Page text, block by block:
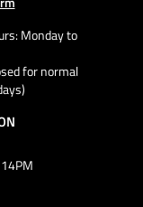
Monday to
for normal